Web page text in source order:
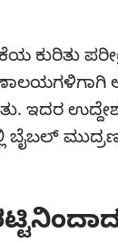
ಕುರಿತು
ಇದರ ಉದ್ದೇಶ
ಬೈಬಲ್‌